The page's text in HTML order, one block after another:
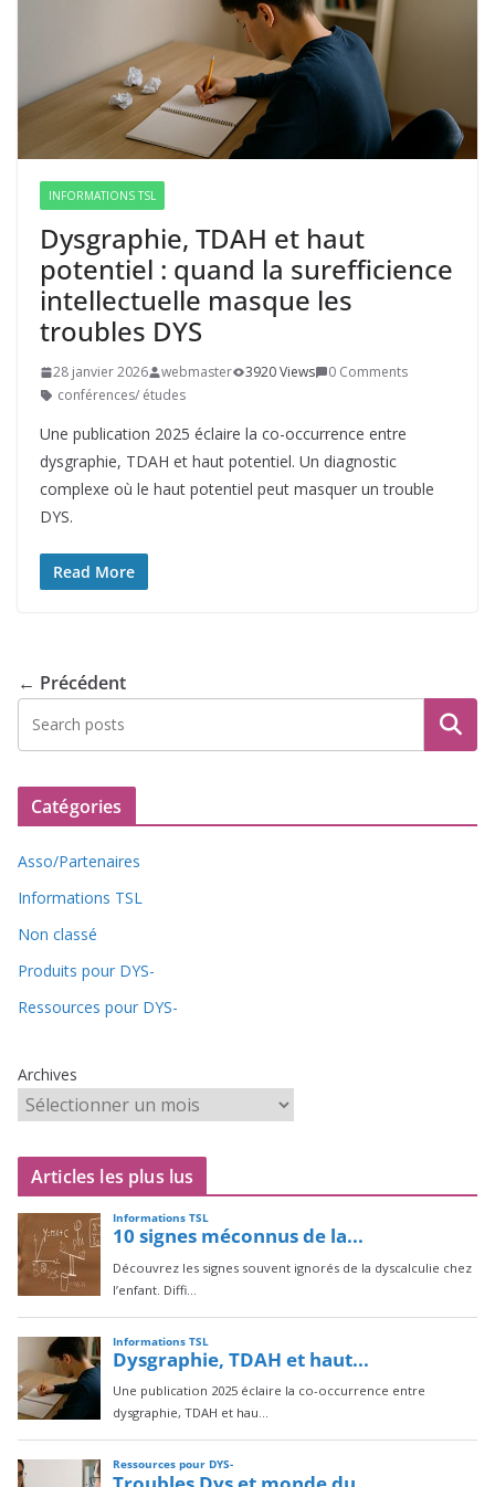
INFORMATIONS TSL
Dysgraphie, TDAH et haut
potentiel : quand la surefficience
intellectuelle masque les
troubles DYS
28 janvier 2026 webmaster 3920 Views
0 Comments
conférences/ études
Une publication 2025 éclaire la co-occurrence entre
dysgraphie, TDAH et haut potentiel. Un diagnostic
complexe où le haut potentiel peut masquer un trouble
DYS.
Read More
← Précédent
Catégories
Asso/Partenaires
Informations TSL
Non classé
Produits pour DYS-
Ressources pour DYS-
Archives
Articles les plus lus